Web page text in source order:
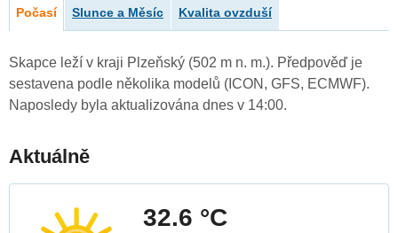
Počasí Slunce a Měsíc Kvalita ovzduší
Skapce leží v kraji Plzeňský (502 m n. m.). Předpověď je
sestavena podle několika modelů (ICON, GFS, ECMWF).
Naposledy byla aktualizována dnes v 14:00.
Aktuálně
32.6 °C